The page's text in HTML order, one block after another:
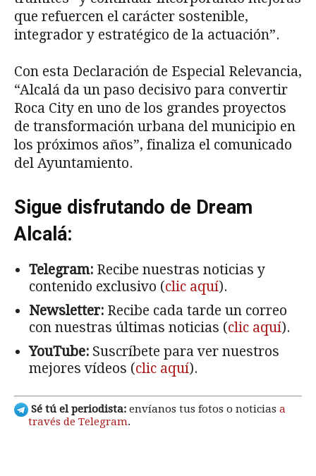
que refuercen el carácter sostenible,
integrador y estratégico de la actuación”.
Con esta Declaración de Especial Relevancia,
“Alcalá da un paso decisivo para convertir
Roca City en uno de los grandes proyectos
de transformación urbana del municipio en
los próximos años”, finaliza el comunicado
del Ayuntamiento.
Sigue disfrutando de Dream
Alcalá:
Telegram: Recibe nuestras noticias y
contenido exclusivo (clic aquí).
Newsletter: Recibe cada tarde un correo
con nuestras últimas noticias (clic aquí).
YouTube: Suscríbete para ver nuestros
mejores vídeos (clic aquí).
Sé tú el periodista: envíanos tus fotos o noticias a
través de Telegram.